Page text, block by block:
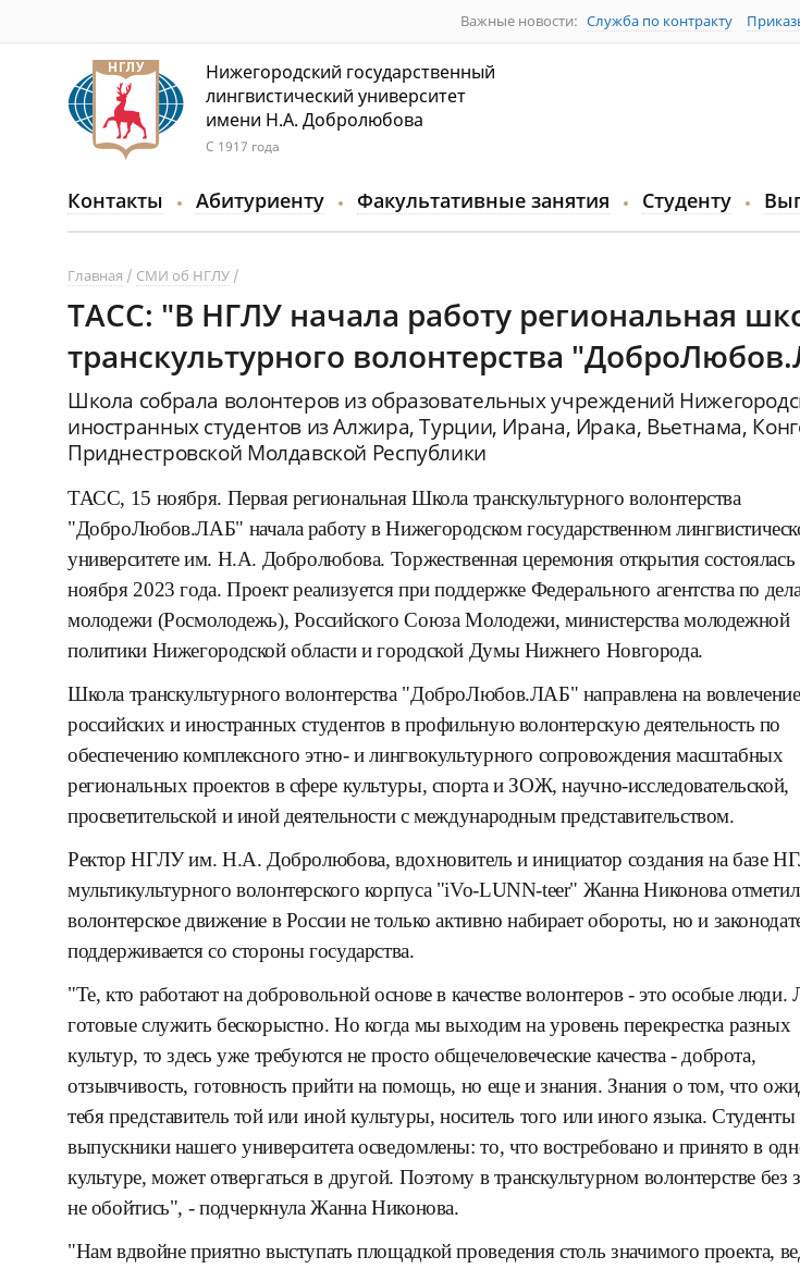
Важные новости: Служба по контракту
Нижегородский государственный
лингвистический университет
имени Н.А. Добролюбова
С 1917 года
Контакты Абитуриенту Факультативные занятия Студенту
Главная СМИ об НГЛУ
ТАСС: "В НГЛУ начала работу региональная
транскультурного волонтерства
Школа собрала волонтеров из образовательных учреждений
иностранных студентов из Алжира, Турции, Ирана, Ирака, Вьетнама,
Приднестровской Молдавской Республики
ТАСС, 15 ноября. Первая региональная Школа транскультурного волонтерства
"ДоброЛюбов.ЛАБ" начала работу в Нижегородском государственном
университете им. Н.А. Добролюбова. Торжественная церемония открытия состоялась
ноября 2023 года. Проект реализуется при поддержке Федерального агентства по
молодежи (Росмолодежь), Российского Союза Молодежи, министерства молодежной
политики Нижегородской области и городской Думы Нижнего Новгорода.
Школа транскультурного волонтерства "ДоброЛюбов.ЛАБ" направлена на вовлечение
российских и иностранных студентов в профильную волонтерскую деятельность по
обеспечению комплексного этно- и лингвокультурного сопровождения масштабных
региональных проектов в сфере культуры, спорта и ЗОЖ, научно-исследовательской,
просветительской и иной деятельности с международным представительством.
Ректор НГЛУ им. Н.А. Добролюбова, вдохновитель и инициатор создания на базе
мультикультурного волонтерского корпуса "iVo-LUNN-teer" Жанна Никонова
волонтерское движение в России не только активно набирает обороты, но и
поддерживается со стороны государства.
"Те, кто работают на добровольной основе в качестве волонтеров - это особые люди.
готовые служить бескорыстно. Но когда мы выходим на уровень перекрестка разных
культур, то здесь уже требуются не просто общечеловеческие качества - доброта,
отзывчивость, готовность прийти на помощь, но еще и знания. Знания о том, что
тебя представитель той или иной культуры, носитель того или иного языка. Студенты
выпускники нашего университета осведомлены: то, что востребовано и принято в
культуре, может отвергаться в другой. Поэтому в транскультурном волонтерстве без
не обойтись", - подчеркнула Жанна Никонова.
"Нам вдвойне приятно выступать площадкой проведения столь значимого проекта,